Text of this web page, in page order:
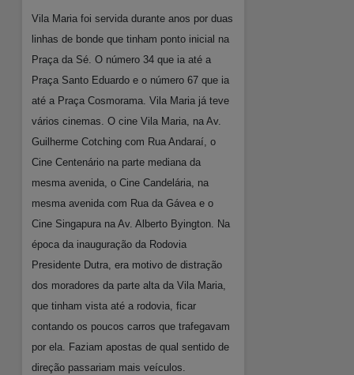
Vila Maria foi servida durante anos por duas
linhas de bonde que tinham ponto inicial na
Praça da Sé. O número 34 que ia até a
Praça Santo Eduardo e o número 67 que ia
até a Praça Cosmorama. Vila Maria já teve
vários cinemas. O cine Vila Maria, na Av.
Guilherme Cotching com Rua Andaraí, o
Cine Centenário na parte mediana da
mesma avenida, o Cine Candelária, na
mesma avenida com Rua da Gávea e o
Cine Singapura na Av. Alberto Byington. Na
época da inauguração da Rodovia
Presidente Dutra, era motivo de distração
dos moradores da parte alta da Vila Maria,
que tinham vista até a rodovia, ficar
contando os poucos carros que trafegavam
por ela. Faziam apostas de qual sentido de
direção passariam mais veículos.